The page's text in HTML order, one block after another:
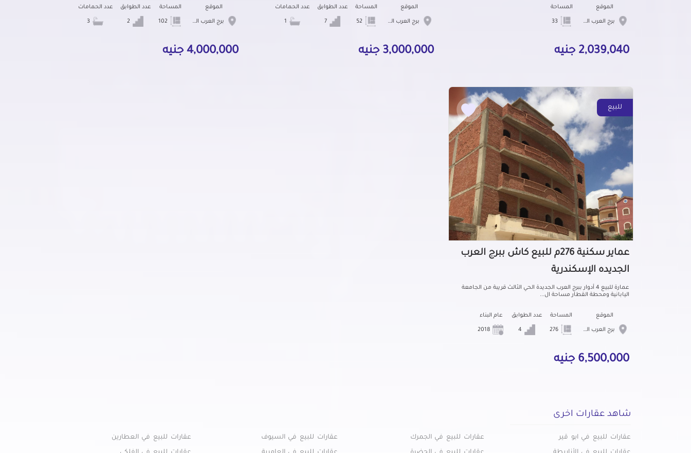
الموقع
برج العرب الجديده
المساحة
33
2,039,040 جنيه
الموقع
برج العرب الجديده
المساحة عدد الطوابق عدد الحمامات
3,000,000 جنيه
الموقع
برج العرب الجديده
المساحة عدد الطوابق عدد الحمامات
4,000,000 جنيه
للبيع
عماير سكنية 276م للبيع كاش ببرج العرب
الجديده الإسكندرية
عمارة للبيع 4 أدوار ببرج العرب الجديدة الحي الثالث قريبة من الجامعة
اليابانية ومحطة القطار مساحة ال...
الموقع
برج العرب الجديده
المساحة عدد الطوابق عام البناء
6,500,000 جنيه
شاهد عقارات اخرى
عقارات للبيع في ابو قير عقارات للبيع في الجمرك عقارات للبيع في السيوف عقارات للبيع في العطارين